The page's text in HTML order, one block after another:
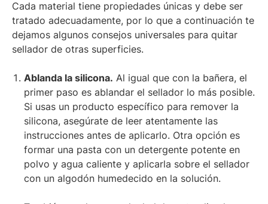
Cada material tiene propiedades únicas y debe ser
tratado adecuadamente, por lo que a continuación te
dejamos algunos consejos universales para quitar
sellador de otras superficies.
Ablanda la silicona. Al igual que con la bañera, el
primer paso es ablandar el sellador lo más posible.
Si usas un producto específico para remover la
silicona, asegúrate de leer atentamente las
instrucciones antes de aplicarlo. Otra opción es
formar una pasta con un detergente potente en
polvo y agua caliente y aplicarla sobre el sellador
con un algodón humedecido en la solución.